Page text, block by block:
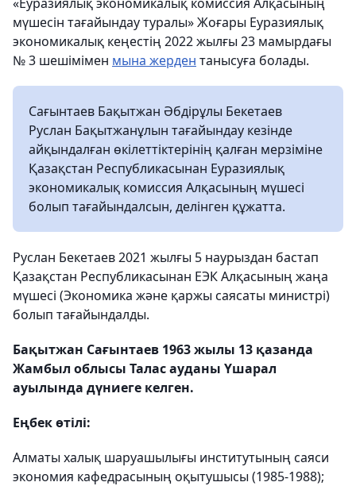
мүшесін тағайындау туралы» Жоғары Еуразиялық
экономикалық кеңестің 2022 жылғы 23 мамырдағы
№ 3 шешімімен мына жерден танысуға болады.
Сағынтаев Бақытжан Әбдірұлы Бекетаев
Руслан Бақытжанұлын тағайындау кезінде
айқындалған өкілеттіктерінің қалған мерзіміне
Қазақстан Республикасынан Еуразиялық
экономикалық комиссия Алқасының мүшесі
болып тағайындалсын, делінген құжатта.
Руслан Бекетаев 2021 жылғы 5 наурыздан бастап
Қазақстан Республикасынан ЕЭК Алқасының жаңа
мүшесі (Экономика және қаржы саясаты министрі)
болып тағайындалды.
Бақытжан Сағынтаев 1963 жылы 13 қазанда
Жамбыл облысы Талас ауданы Үшарал
ауылында дүниеге келген.
Еңбек өтілі:
Алматы халық шаруашылығы институтының саяси
экономия кафедрасының оқытушысы (1985-1988);